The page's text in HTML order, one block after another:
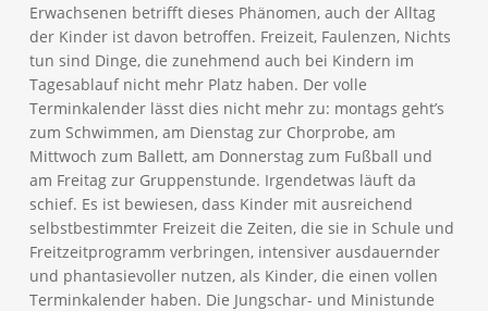
Erwachsenen betrifft dieses Phänomen, auch der Alltag
der Kinder ist davon betroffen. Freizeit, Faulenzen, Nichts
tun sind Dinge, die zunehmend auch bei Kindern im
Tagesablauf nicht mehr Platz haben. Der volle
Terminkalender lässt dies nicht mehr zu: montags geht’s
zum Schwimmen, am Dienstag zur Chorprobe, am
Mittwoch zum Ballett, am Donnerstag zum Fußball und
am Freitag zur Gruppenstunde. Irgendetwas läuft da
schief. Es ist bewiesen, dass Kinder mit ausreichend
selbstbestimmter Freizeit die Zeiten, die sie in Schule und
Freitzeitprogramm verbringen, intensiver ausdauernder
und phantasievoller nutzen, als Kinder, die einen vollen
Terminkalender haben. Die Jungschar- und Ministunde